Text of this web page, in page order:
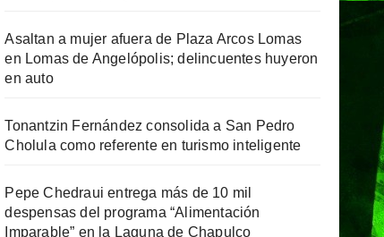
Asaltan a mujer afuera de Plaza Arcos Lomas
en Lomas de Angelópolis; delincuentes huyeron
en auto
Tonantzin Fernández consolida a San Pedro
Cholula como referente en turismo inteligente
Pepe Chedraui entrega más de 10 mil
despensas del programa “Alimentación
Imparable” en la Laguna de Chapulco